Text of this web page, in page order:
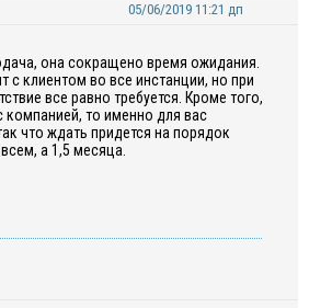
05/06/2019 11:21 дп
она сокращено время ожидания.
с клиентом во все инстанции, но при
все равно требуется. Кроме того,
компанией, то именно для вас
что ждать придется на порядок
а 1,5 месяца.